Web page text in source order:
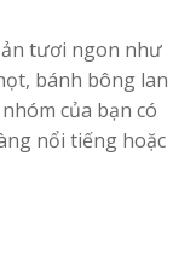
tươi ngon như
bánh bông lan
của bạn có
nổi tiếng hoặc